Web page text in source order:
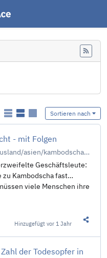
Sortieren nach
- mit Folgen
https://www.tagesschau.de/ausland/asien/kambodscha-thailand-grenzstreit-100.html
Geschäftsleute:
zu Kambodscha fast
viele Menschen ihre
der
Hinzugefügtvor 1 Jahr
der Todesopfer in